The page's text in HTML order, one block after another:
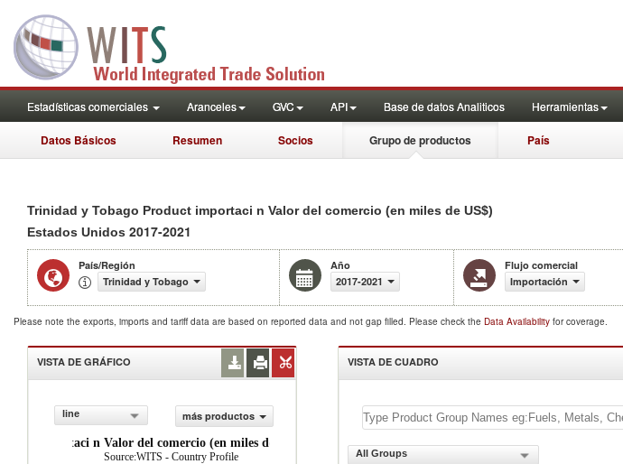
Estadísticas comerciales Aranceles GVC API Base de datos Analiticos Herramientas
Datos Básicos Resumen Socios Grupo de productos País
Trinidad y Tobago Product importaci n Valor del comercio (en miles de US$)
Estados Unidos 2017-2021
País/Región
Trinidad y Tobago
Año
2017-2021
Flujo comercial
Importación
Please note the exports, imports and tariff data are based on reported data and not gap filled. Please check the Data Availability for coverage.
VISTA DE GRÁFICO
line
más productos
importaci n Valor del comercio (en miles de US$)
Source:WITS - Country Profile
VISTA DE CUADRO
All Groups